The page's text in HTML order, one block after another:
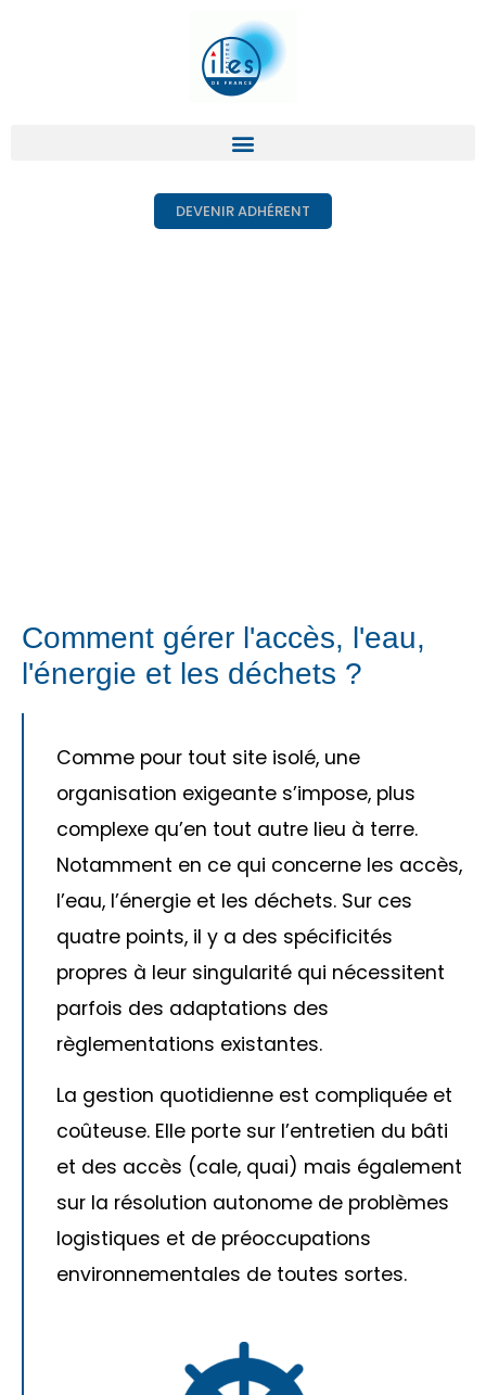
DEVENIR ADHÉRENT
Comment gérer l'accès, l'eau,
l'énergie et les déchets ?
Comme pour tout site isolé, une
organisation exigeante s’impose, plus
complexe qu’en tout autre lieu à terre.
Notamment en ce qui concerne les accès,
l’eau, l’énergie et les déchets. Sur ces
quatre points, il y a des spécificités
propres à leur singularité qui nécessitent
parfois des adaptations des
règlementations existantes.
La gestion quotidienne est compliquée et
coûteuse. Elle porte sur l’entretien du bâti
et des accès (cale, quai) mais également
sur la résolution autonome de problèmes
logistiques et de préoccupations
environnementales de toutes sortes.